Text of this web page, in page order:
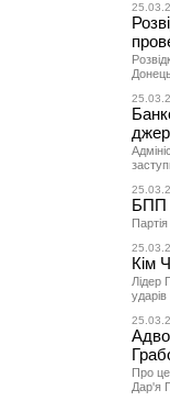
БПП
Кім
Лідер
Про це
Дар'я